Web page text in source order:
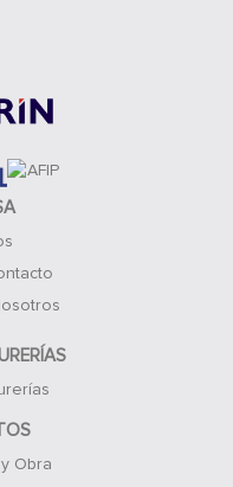
Obra